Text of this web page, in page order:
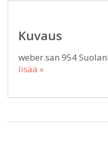
Kuvaus
weber.san 954
lisää »